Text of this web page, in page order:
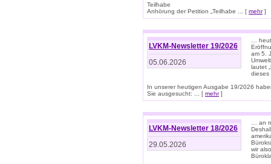
Teilhabe
Anhörung der Petition „Teilhabe ... [ mehr]
LVKM-Newsletter 19/2026
05.06.2026
…
am 5.
lautet
dieses
In unserer heutigen Ausgabe 19/2026
Sie ausgesucht: ... [ mehr]
LVKM-Newsletter 18/2026
29.05.2026
… an
wir